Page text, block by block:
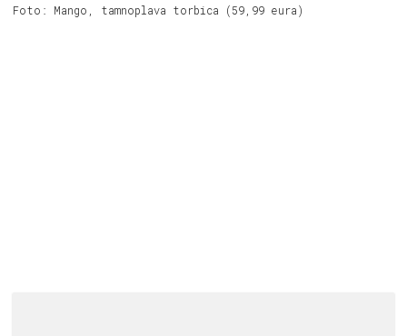
Foto: Mango, tamnoplava torbica (59,99 eura)